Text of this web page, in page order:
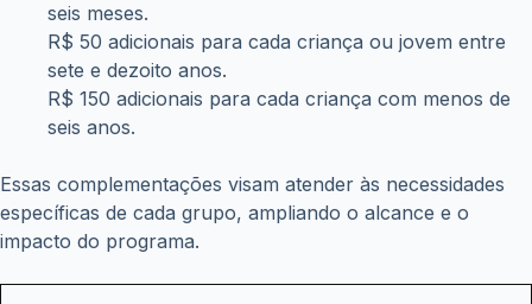
seis meses.
R$ 50 adicionais para cada criança ou jovem entre
sete e dezoito anos.
R$ 150 adicionais para cada criança com menos de
seis anos.
Essas complementações visam atender às necessidades
específicas de cada grupo, ampliando o alcance e o
impacto do programa.